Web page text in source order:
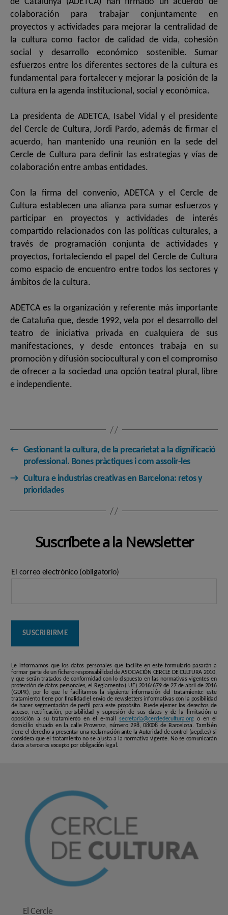
de Catalunya (ADETCA) han firmado un acuerdo de
colaboración para trabajar conjuntamente en
proyectos y actividades para mejorar la centralidad de
la cultura como factor de calidad de vida, cohesión
social y desarrollo económico sostenible. Sumar
esfuerzos entre los diferentes sectores de la cultura es
fundamental para fortalecer y mejorar la posición de la
cultura en la agenda institucional, social y económica.
La presidenta de ADETCA, Isabel Vidal y el presidente
del Cercle de Cultura, Jordi Pardo, además de firmar el
acuerdo, han mantenido una reunión en la sede del
Cercle de Cultura para definir las estrategias y vías de
colaboración entre ambas entidades.
Con la firma del convenio, ADETCA y el Cercle de
Cultura establecen una alianza para sumar esfuerzos y
participar en proyectos y actividades de interés
compartido relacionados con las políticas culturales, a
través de programación conjunta de actividades y
proyectos, fortaleciendo el papel del Cercle de Cultura
como espacio de encuentro entre todos los sectores y
ámbitos de la cultura.
ADETCA es la organización y referente más importante
de Cataluña que, desde 1992, vela por el desarrollo del
teatro de iniciativa privada en cualquiera de sus
manifestaciones, y desde entonces trabaja en su
promoción y difusión sociocultural y con el compromiso
de ofrecer a la sociedad una opción teatral plural, libre
e independiente.
← Gestionant la cultura, de la precarietat a la dignificació
professional. Bones pràctiques i com assolir-les
→ Cultura e industrias creativas en Barcelona: retos y
prioridades
Suscríbete a la Newsletter
El correo electrónico (obligatorio)
Le informamos que los datos personales que facilite en este formulario pasarán a
formar parte de un fichero responsabilidad de ASOCIACIÓN CERCLE DE CULTURA 2010,
y que serán tratados de conformidad con lo dispuesto en las normativas vigentes en
protección de datos personales, el Reglamento ( UE) 2016/679 de 27 de abril de 2016
(GDPR), por lo que le facilitamos la siguiente información del tratamiento: este
tratamiento tiene por finalidad el envío de newsletters informativas con la posibilidad
de hacer segmentación de perfil para este propósito. Puede ejercer los derechos de
acceso, rectificación, portabilidad y supresión de sus datos y de la limitación u
oposición a su tratamiento en el e-mailsecretaria@cercledecultura.orgo en el
domicilio situado en la calle Provenza, número 298, 08008 de Barcelona. También
tiene el derecho a presentar una reclamación ante la Autoridad de control (aepd.es) si
considera que el tratamiento no se ajusta a la normativa vigente. No se comunicarán
datos a terceros excepto por obligación legal.
El Cercle